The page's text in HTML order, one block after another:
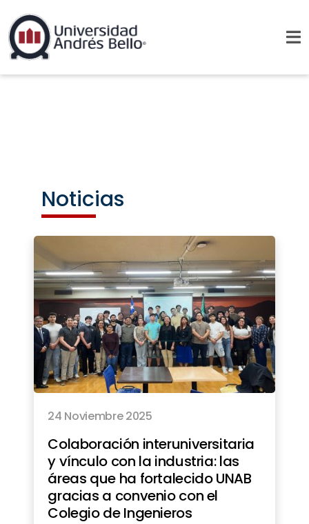
Noticias
24 Noviembre 2025
Colaboración interuniversitaria
y vínculo con la industria: las
áreas que ha fortalecido UNAB
gracias a convenio con el
Colegio de Ingenieros